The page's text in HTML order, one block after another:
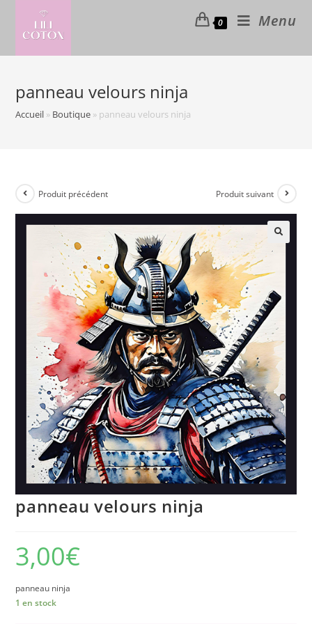
content
0 Menu
panneau velours ninja
Accueil » Boutique » panneau velours ninja
Produit précédent Produit suivant
panneau velours ninja
3,00€
panneau ninja
1 en stock